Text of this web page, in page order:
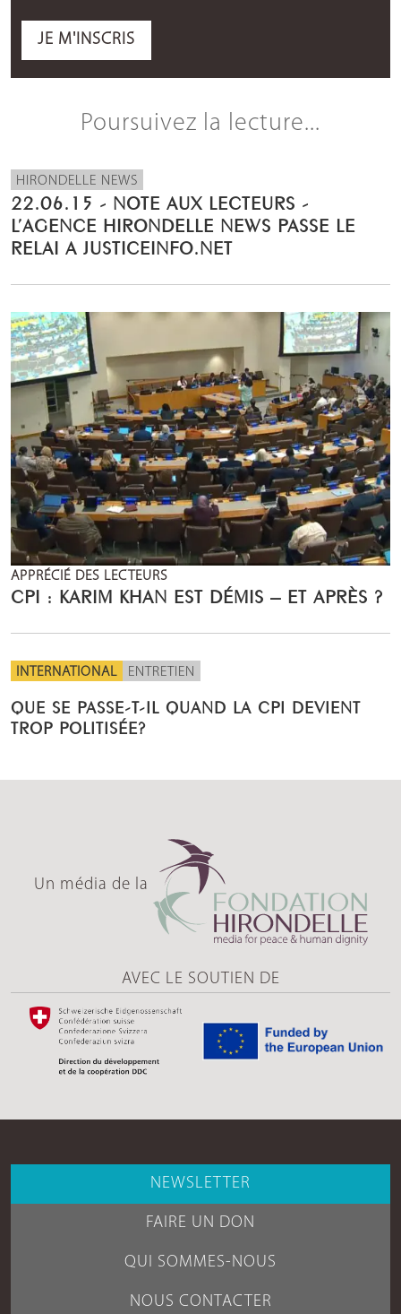
JE M'INSCRIS
Poursuivez la lecture...
HIRONDELLE NEWS
22.06.15 - NOTE AUX LECTEURS -
L’AGENCE HIRONDELLE NEWS PASSE LE
RELAI A JUSTICEINFO.NET
APPRÉCIÉ DES LECTEURS
CPI : KARIM KHAN EST DÉMIS – ET APRÈS ?
INTERNATIONAL ENTRETIEN
QUE SE PASSE-T-IL QUAND LA CPI DEVIENT
TROP POLITISÉE?
Un média de la
AVEC LE SOUTIEN DE
NEWSLETTER
FAIRE UN DON
QUI SOMMES-NOUS
NOUS CONTACTER